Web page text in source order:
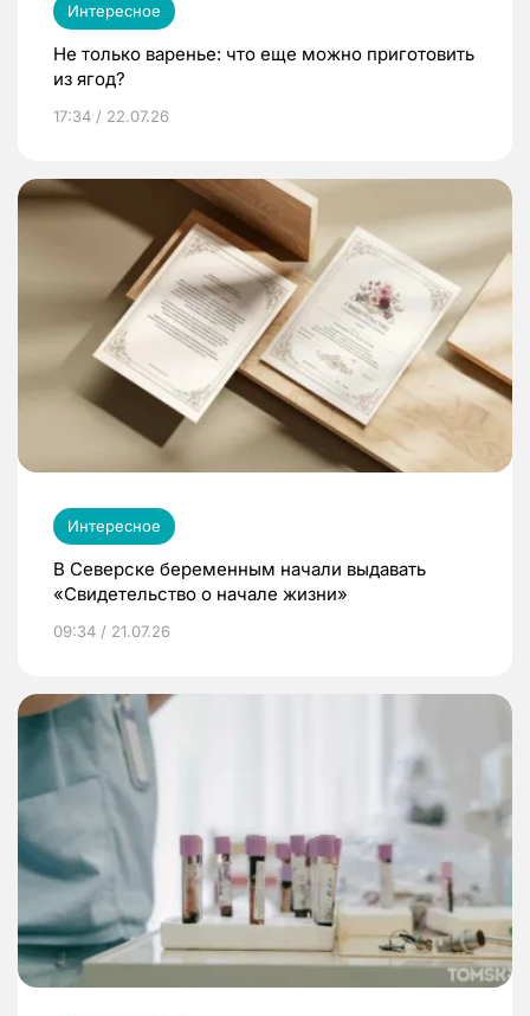
Интересное
Не только варенье: что еще можно приготовить
из ягод?
17:34 / 22.07.26
Интересное
В Северске беременным начали выдавать
«Свидетельство о начале жизни»
09:34 / 21.07.26